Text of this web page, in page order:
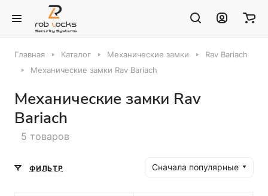
Главная Каталог Механические замки
Rav Bariach
Механические замки Rav Bariach
Механические замки Rav
Bariach
5 товаров
ФИЛЬТР Сначала популярные